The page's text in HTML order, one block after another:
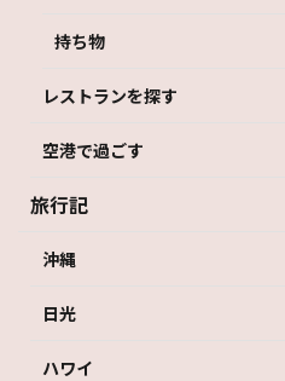
持ち物
レストランを探す
空港で過ごす
旅行記
沖縄
日光
ハワイ